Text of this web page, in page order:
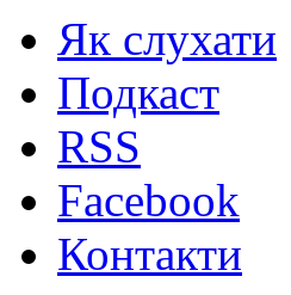
Як слухати
Подкаст
RSS
Facebook
Контакти